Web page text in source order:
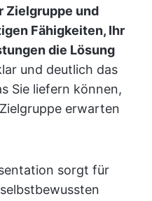
Zielgruppe und
Fähigkeiten, Ihr
die Lösung
und deutlich das
Sie liefern können,
erwarten
sorgt für